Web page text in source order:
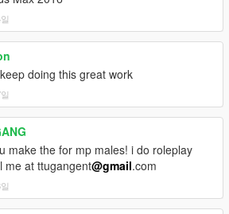
doing this great work
make the for mp males! i do roleplay
me at ttugangent@gmail.com